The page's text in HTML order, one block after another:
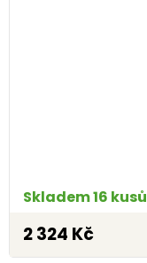
Skladem 16 kusů
2 324 Kč